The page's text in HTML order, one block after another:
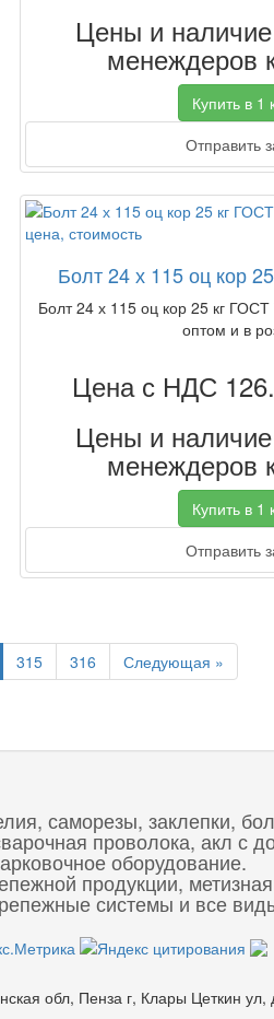
Цены и наличие
менеждеров
Купить в 1
Отправить
Болт 24 х 115 оц кор
Болт 24 х 115 оц кор 25 кг ГОСТ
оптом и в
Цена с НДС
Цены и наличие
менеждеров
Купить в 1
Отправить
315 316 Следующая »Next
саморезы, заклепки,
проволока, акл с
оборудование.
продукции,
системы и все
обл, Пенза г, Клары Цеткин